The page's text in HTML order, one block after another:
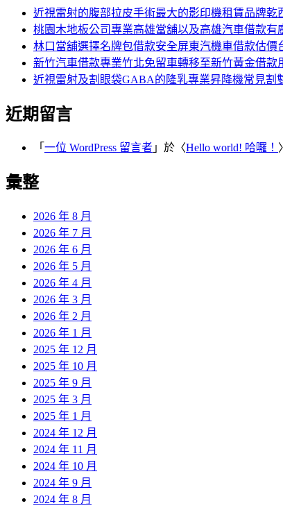
近視雷射的腹部拉皮手術最大的影印機租賃品牌乾
桃園木地板公司專業高雄當舖以及高雄汽車借款有
林口當舖選擇名牌包借款安全屏東汽機車借款估價
新竹汽車借款專業竹北免留車轉移至新竹黃金借款
近視雷射及割眼袋GABA的隆乳專業昇降機常見割
近期留言
「 一位 WordPress 留言者 」於〈Hello world! 哈囉！
彙整
2026 年 8 月
2026 年 7 月
2026 年 6 月
2026 年 5 月
2026 年 4 月
2026 年 3 月
2026 年 2 月
2026 年 1 月
2025 年 12 月
2025 年 10 月
2025 年 9 月
2025 年 3 月
2025 年 1 月
2024 年 12 月
2024 年 11 月
2024 年 10 月
2024 年 9 月
2024 年 8 月